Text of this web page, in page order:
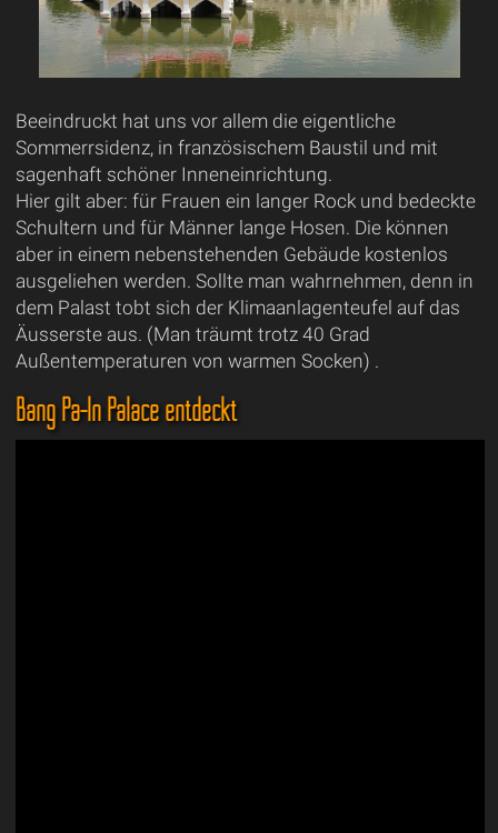
Beeindruckt hat uns vor allem die eigentliche
Sommerrsidenz, in französischem Baustil und mit
sagenhaft schöner Inneneinrichtung.
Hier gilt aber: für Frauen ein langer Rock und bedeckte
Schultern und für Männer lange Hosen. Die können
aber in einem nebenstehenden Gebäude kostenlos
ausgeliehen werden. Sollte man wahrnehmen, denn in
dem Palast tobt sich der Klimaanlagenteufel auf das
Äusserste aus. (Man träumt trotz 40 Grad
Außentemperaturen von warmen Socken) .
Bang Pa-In Palace entdeckt